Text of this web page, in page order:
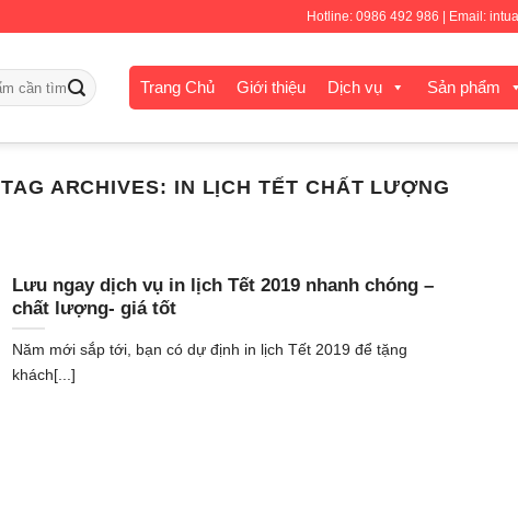
Hotline: 0986 492 986 | Email:
Trang Chủ Giới thiệu Dịch vụ Sản phẩm
TAG ARCHIVES: IN LỊCH TẾT CHẤT LƯỢNG
Lưu ngay dịch vụ in lịch Tết 2019 nhanh chóng –
chất lượng- giá tốt
Năm mới sắp tới, bạn có dự định in lịch Tết 2019 để tặng
khách[...]